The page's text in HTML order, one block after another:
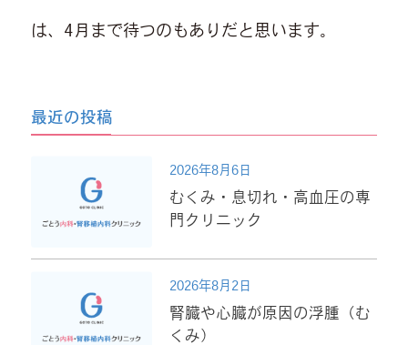
は、4月まで待つのもありだと思います。
最近の投稿
むくみ・息切れ・高血圧の専
門クリニック
2026年8月6日
腎臓や心臓が原因の浮腫（む
くみ）
2026年8月2日